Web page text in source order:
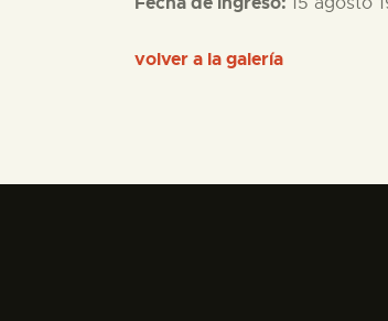
volver a la galería